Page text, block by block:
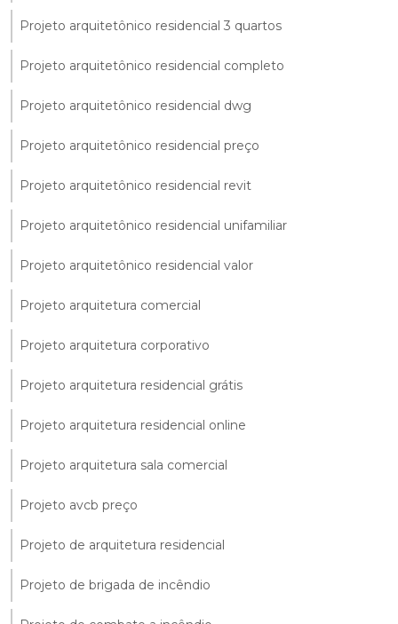
Projeto arquitetônico residencial 3 quartos
Projeto arquitetônico residencial completo
Projeto arquitetônico residencial dwg
Projeto arquitetônico residencial preço
Projeto arquitetônico residencial revit
Projeto arquitetônico residencial unifamiliar
Projeto arquitetônico residencial valor
Projeto arquitetura comercial
Projeto arquitetura corporativo
Projeto arquitetura residencial grátis
Projeto arquitetura residencial online
Projeto arquitetura sala comercial
Projeto avcb preço
Projeto de arquitetura residencial
Projeto de brigada de incêndio